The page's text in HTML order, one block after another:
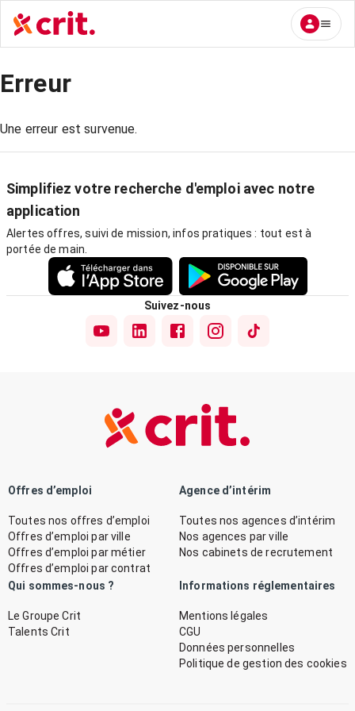
Erreur
Une erreur est survenue.
Simplifiez votre recherche d'emploi avec notre
application
Alertes offres, suivi de mission, infos pratiques : tout est à
portée de main.
Suivez-nous
Offres d’emploi
Toutes nos offres d’emploi
Offres d’emploi par ville
Offres d’emploi par métier
Offres d’emploi par contrat
Agence d’intérim
Toutes nos agences d’intérim
Nos agences par ville
Nos cabinets de recrutement
Qui sommes-nous ?
Le Groupe Crit
Talents Crit
Informations réglementaires
Mentions légales
CGU
Données personnelles
Politique de gestion des cookies